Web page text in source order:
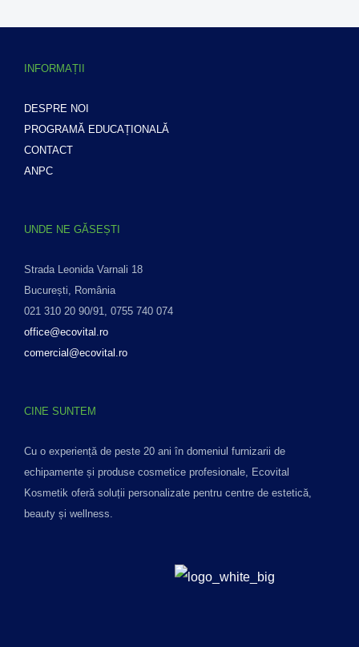
INFORMAȚII
DESPRE NOI
PROGRAMĂ EDUCAȚIONALĂ
CONTACT
ANPC
UNDE NE GĂSEȘTI
Strada Leonida Varnali 18
București, România
021 310 20 90/91, 0755 740 074
office@ecovital.ro
comercial@ecovital.ro
CINE SUNTEM
Cu o experiență de peste 20 ani în domeniul furnizarii de
echipamente și produse cosmetice profesionale, Ecovital
Kosmetik oferă soluții personalizate pentru centre de estetică,
beauty și wellness.